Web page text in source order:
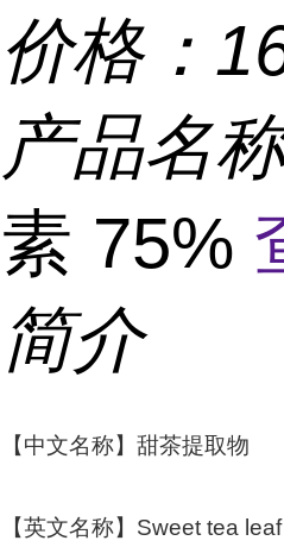
价格：
产品名
素 75%
简介
【中文名称】甜茶提取物
【英文名称】Sweet tea